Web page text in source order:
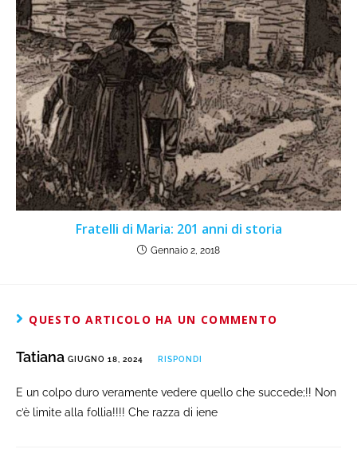
Fratelli di Maria: 201 anni di storia
Gennaio 2, 2018
QUESTO ARTICOLO HA UN COMMENTO
Tatiana GIUGNO 18, 2024 RISPONDI
E un colpo duro veramente vedere quello che succede;!! Non
c’è limite alla follia!!!! Che razza di iene